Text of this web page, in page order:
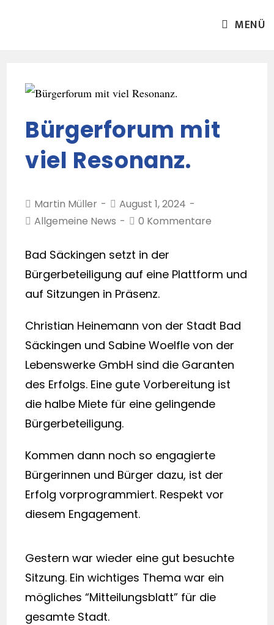
MENÜ
Bürgerforum mit
viel Resonanz.
Martin Müller
August 1, 2024
Allgemeine News
0 Kommentare
Bad Säckingen setzt in der
Bürgerbeteiligung auf eine Plattform und
auf Sitzungen in Präsenz.
Christian Heinemann von der Stadt Bad
Säckingen und Sabine Woelfle von der
Lebenswerke GmbH sind die Garanten
des Erfolgs. Eine gute Vorbereitung ist
die halbe Miete für eine gelingende
Bürgerbeteiligung.
Kommen dann noch so engagierte
Bürgerinnen und Bürger dazu, ist der
Erfolg vorprogrammiert. Respekt vor
diesem Engagement.
Gestern war wieder eine gut besuchte
Sitzung. Ein wichtiges Thema war ein
mögliches “Mitteilungsblatt” für die
gesamte Stadt.